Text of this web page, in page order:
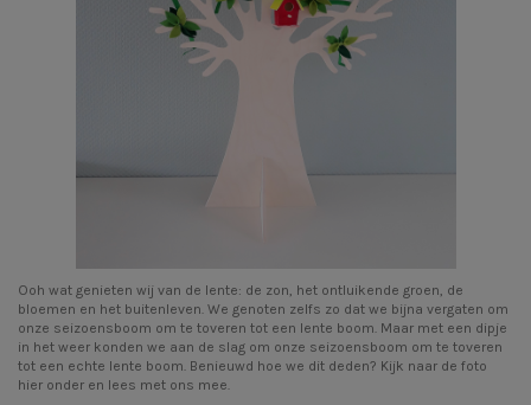
Ooh wat genieten wij van de lente: de zon, het ontluikende groen, de
bloemen en het buitenleven. We genoten zelfs zo dat we bijna vergaten om
onze seizoensboom om te toveren tot een lente boom. Maar met een dipje
in het weer konden we aan de slag om onze seizoensboom om te toveren
tot een echte lente boom. Benieuwd hoe we dit deden? Kijk naar de foto
hier onder en lees met ons mee.